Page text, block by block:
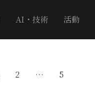
AI・技術 活動
2 … 5